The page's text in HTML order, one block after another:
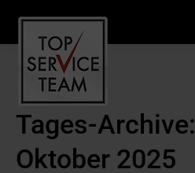
Tages-Archive:
Oktober 2025